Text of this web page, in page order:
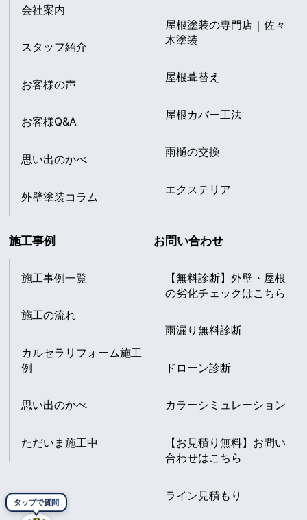
タップで質問
会社案内
スタッフ紹介
お客様の声
お客様Q&A
思い出のかべ
外壁塗装コラム
屋根塗装の専門店｜佐々
木塗装
屋根葺替え
屋根カバー工法
雨樋の交換
エクステリア
施工事例
施工事例一覧
施工の流れ
カルセラリフォーム施工
例
思い出のかべ
ただいま施工中
お問い合わせ
【無料診断】外壁・屋根
の劣化チェックはこちら
雨漏り無料診断
ドローン診断
カラーシミュレーション
【お見積り無料】お問い
合わせはこちら
ライン見積もり